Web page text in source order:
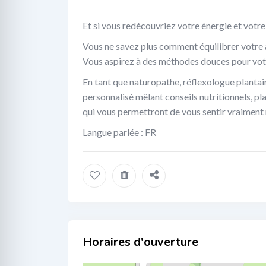
Et si vous redécouvriez votre énergie et
Vous ne savez plus comment équilibrer
Vous aspirez à des méthodes douces pour
En tant que naturopathe, réflexologue
personnalisé mêlant conseils nutritionnels,
qui vous permettront de vous sentir vraiment
Langue parlée : FR
Localisation